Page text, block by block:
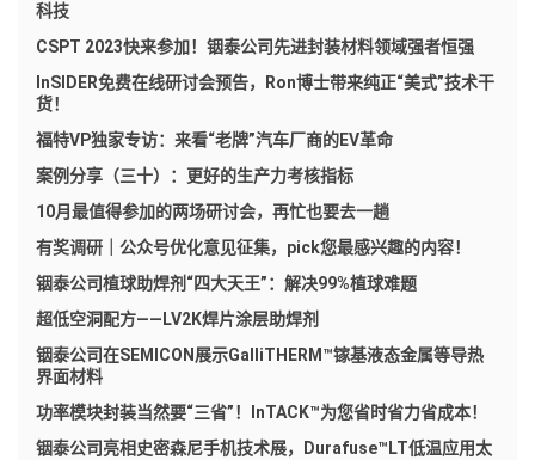
科技
CSPT 2023快来参加！铟泰公司先进封装材料领域强者恒强
InSIDER免费在线研讨会预告，Ron博士带来纯正“美式”技术干
货！
福特VP独家专访：来看“老牌”汽车厂商的EV革命
案例分享（三十）：更好的生产力考核指标
10月最值得参加的两场研讨会，再忙也要去一趟
有奖调研｜公众号优化意见征集，pick您最感兴趣的内容！
铟泰公司植球助焊剂“四大天王”：解决99%植球难题
超低空洞配方——LV2K焊片涂层助焊剂
铟泰公司在SEMICON展示GalliTHERM™镓基液态金属等导热
界面材料
功率模块封装当然要“三省”！InTACK™为您省时省力省成本！
铟泰公司亮相史密森尼手机技术展，Durafuse™LT低温应用太